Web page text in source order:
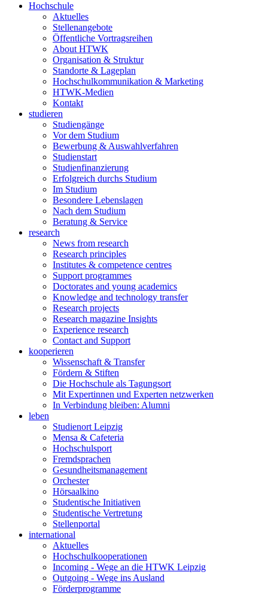
Hochschule
Aktuelles
Stellenangebote
Öffentliche Vortragsreihen
About HTWK
Organisation & Struktur
Standorte & Lageplan
Hochschulkommunikation & Marketing
HTWK-Medien
Kontakt
studieren
Studiengänge
Vor dem Studium
Bewerbung & Auswahlverfahren
Studienstart
Studienfinanzierung
Erfolgreich durchs Studium
Im Studium
Besondere Lebenslagen
Nach dem Studium
Beratung & Service
research
News from research
Research principles
Institutes & competence centres
Support programmes
Doctorates and young academics
Knowledge and technology transfer
Research projects
Research magazine Insights
Experience research
Contact and Support
kooperieren
Wissenschaft & Transfer
Fördern & Stiften
Die Hochschule als Tagungsort
Mit Expertinnen und Experten netzwerken
In Verbindung bleiben: Alumni
leben
Studienort Leipzig
Mensa & Cafeteria
Hochschulsport
Fremdsprachen
Gesundheitsmanagement
Orchester
Hörsaalkino
Studentische Initiativen
Studentische Vertretung
Stellenportal
international
Aktuelles
Hochschulkooperationen
Incoming - Wege an die HTWK Leipzig
Outgoing - Wege ins Ausland
Förderprogramme